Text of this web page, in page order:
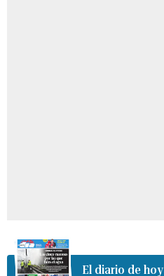
El diario de hoy